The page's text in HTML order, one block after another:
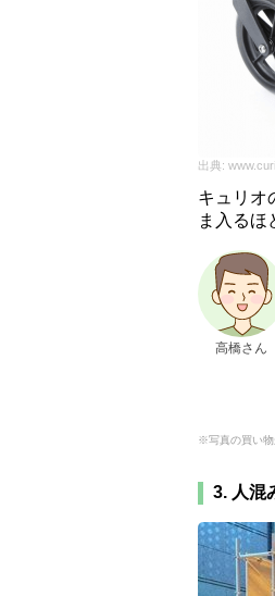
出典:
キュリオ
ま入るほ
高橋さん
※写真の買い物
3. 人混